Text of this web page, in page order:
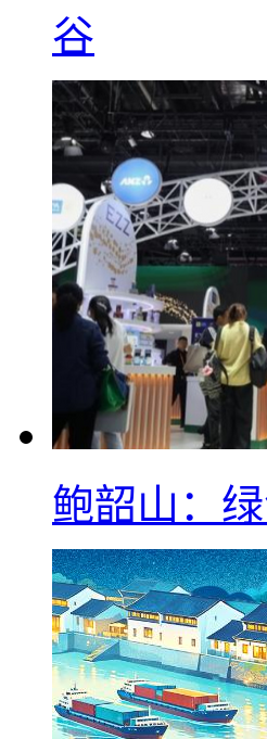
谷
鲍韶山：